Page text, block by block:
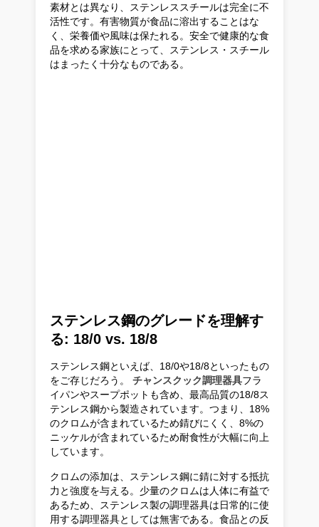
素材とは異なり、ステンレススチールは完全に不
活性です。有害物質が食品に溶出することはな
く、栄養価や風味は保たれる。安全で健康的な食
品を求める家族にとって、ステンレス・スチール
はまったく十分なものである。
ステンレス鋼のグレードを理解す
る: 18/0 vs. 18/8
ステンレス鋼といえば、18/0や18/8といったもの
をご存じだろう。
チャンスクック調理器具フラ
イパンやスープポットも含め、最高品質の18/8ス
テンレス鋼から製造されています。つまり、18%
のクロムが含まれているため錆びにくく、8%の
ニッケルが含まれているため耐食性が大幅に向上
しています。
クロムの添加は、ステンレス鋼に錆に対する抵抗
力と強度を与える。少量のクロムは人体に有益で
あるため、ステンレス製の調理器具は日常的に使
用する調理器具としては無害である。食品との反